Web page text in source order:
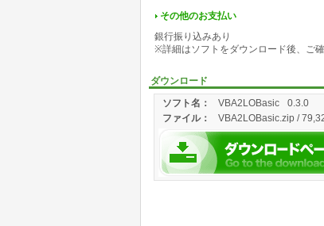
その他のお支払い
銀行振り込みあり
※詳細はソフトをダウンロード後、ご確
ダウンロード
ソフト名：
VBA2LOBasic 0.3.0
ファイル： VBA2LOBasic.zip /